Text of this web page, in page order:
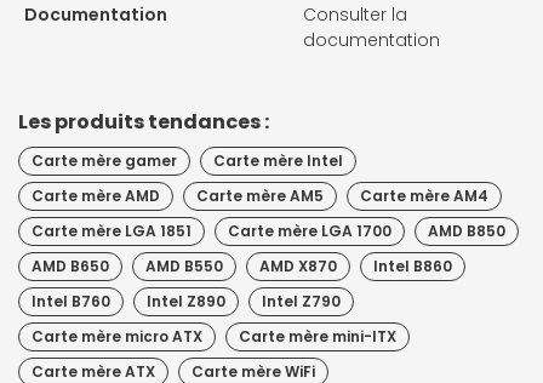
Documentation
Consulter la
documentation
Les produits tendances :
Carte mère gamer
Carte mère Intel
Carte mère AMD
Carte mère AM5
Carte mère AM4
Carte mère LGA 1851
Carte mère LGA 1700
AMD B850
AMD B650
AMD B550 AMD X870
Intel B860
Intel B760
Intel Z890
Intel Z790
Carte mère micro ATX
Carte mère mini-ITX
Carte mère ATX
Carte mère WiFi